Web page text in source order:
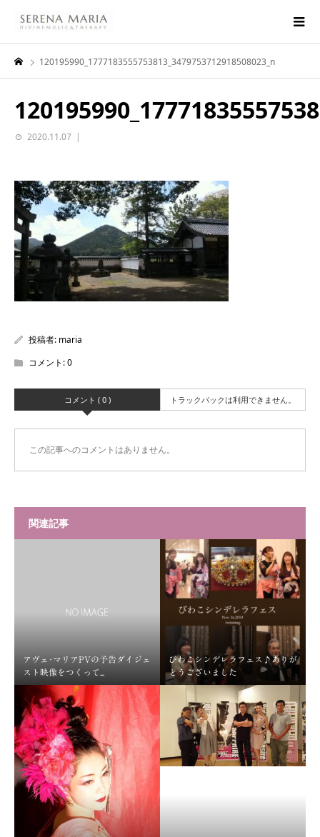
120195990_1777183555753813_3479753712918508023_n
2020.11.07
投稿者: maria
コメント:0
コメント ( 0 ) トラックバックは利用できません。
この記事へのコメントはありません。
関連記事
アヴェ･マリアPVの予告ダイジェ
スト映像をつくって...
びわこシンデレラフェス♪ありが
とうございました